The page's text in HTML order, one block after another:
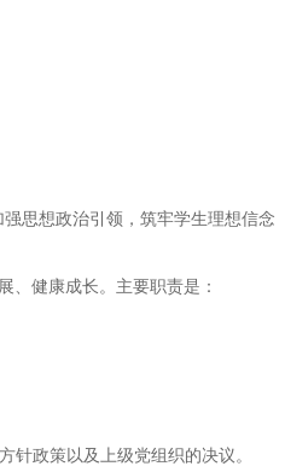
思想政治引领，筑牢学生理想信念
、健康成长。主要职责是：
针政策以及上级党组织的决议。